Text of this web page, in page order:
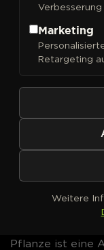
dominiert und
Kiefer mit einer
Automatic
Cosmos
Queen
Die Genetik von
einer CBD-
Grundlage für
Pflanze ist eine
Verbesserung
Marketing
Retargeting
Weitere